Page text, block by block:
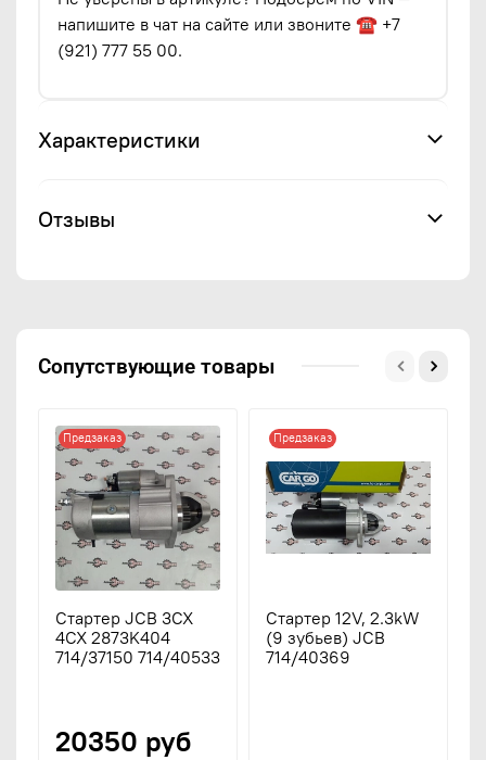
напишите в чат на сайте или звоните ☎ +7
(921) 777 55 00.
Характеристики
Отзывы
Сопутствующие товары
Предзаказ
Стартер JCB 3CX
4CX 2873K404
714/37150 714/40533
20350 руб
Предзаказ
Стартер 12V, 2.3kW
(9 зубьев) JCB
714/40369